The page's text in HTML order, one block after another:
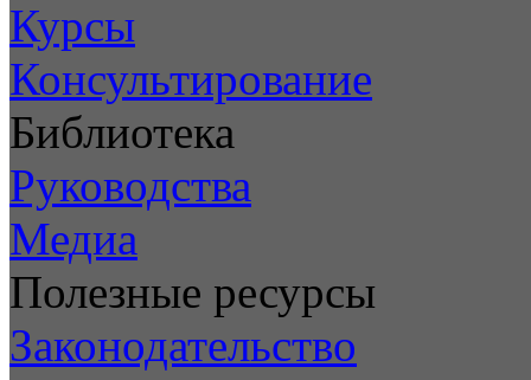
Курсы
Консультирование
Библиотека
Руководства
Медиа
Полезные ресурсы
Законодательство